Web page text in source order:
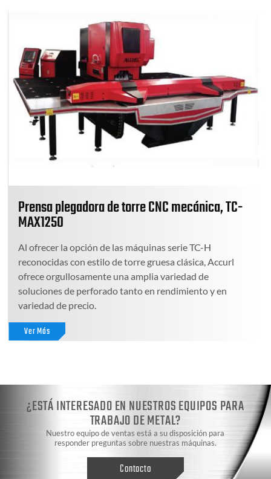
Prensa plegadora de torre CNC mecánica, TC-
MAX1250
Al ofrecer la opción de las máquinas serie TC-H
reconocidas con estilo de torre gruesa clásica, Accurl
ofrece orgullosamente una amplia variedad de
soluciones de perforado tanto en rendimiento y en
variedad de precio.
Ver Más
¿ESTÁ INTERESADO EN NUESTROS EQUIPOS PARA
TRABAJO DE METAL?
Nuestro equipo de ventas está a su disposición para
responder preguntas sobre nuestras máquinas.
Contacto